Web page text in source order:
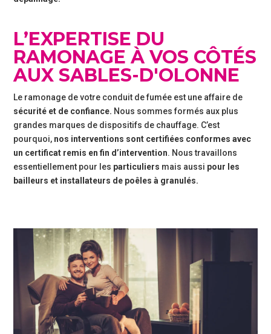
Bien
son
bois
Pourquoi
ramoner
?
Intervention
Notre
entreprise
L’EXPERTISE DU
RAMONAGE À VOS CÔTÉS
AUX SABLES-D'OLONNE
Le ramonage de votre conduit de fumée est une affaire de
sécurité et de confiance. Nous sommes formés aux plus
grandes marques de dispositifs de chauffage. C’est
pourquoi, nos interventions sont certifiées conformes avec
un certificat remis en fin d’intervention. Nous travaillons
essentiellement pour les particuliers mais aussi pour les
bailleurs et installateurs de poêles à granulés.